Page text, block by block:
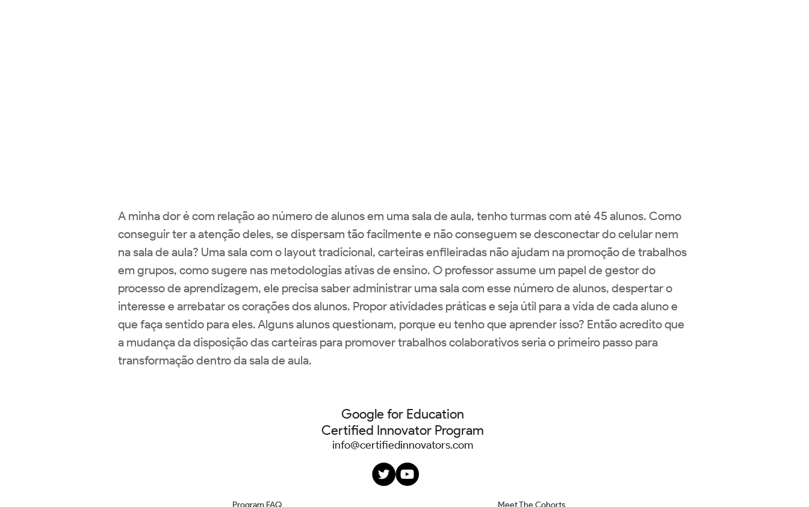
A minha dor é com relação ao número de alunos em uma sala de aula, tenho turmas com até 45 alunos. Como
conseguir ter a atenção deles, se dispersam tão facilmente e não conseguem se desconectar do celular nem
na sala de aula? Uma sala com o layout tradicional, carteiras enfileiradas não ajudam na promoção de trabalhos
em grupos, como sugere nas metodologias ativas de ensino. O professor assume um papel de gestor do
processo de aprendizagem, ele precisa saber administrar uma sala com esse número de alunos, despertar o
interesse e arrebatar os corações dos alunos. Propor atividades práticas e seja útil para a vida de cada aluno e
que faça sentido para eles. Alguns alunos questionam, porque eu tenho que aprender isso? Então acredito que
a mudança da disposição das carteiras para promover trabalhos colaborativos seria o primeiro passo para
transformação dentro da sala de aula.
Google for Education
Certified Innovator Program
info@certifiedinnovators.com
Program FAQ Meet The Cohorts